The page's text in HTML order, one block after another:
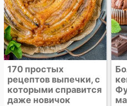
Большая подборка
кексовой выпечки.
Фунтовые кексы,
маффины и